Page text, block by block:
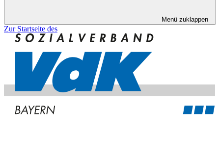
Menü zuklappen
Zur Startseite des